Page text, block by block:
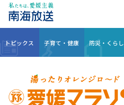
トピックス 子育て・健康 防災・くらし